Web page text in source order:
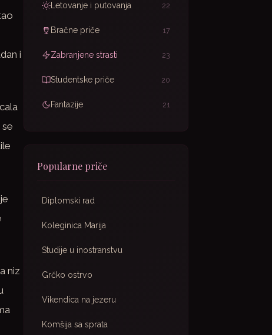
i
niz
Letovanje i putovanja 22
Bračne priče 17
Zabranjene strasti 23
Studentske priče 20
Fantazije 21
Popularne priče
Diplomski rad
Koleginica Marija
Studije u inostranstvu
Grčko ostrvo
Vikendica na jezeru
Komšija sa sprata